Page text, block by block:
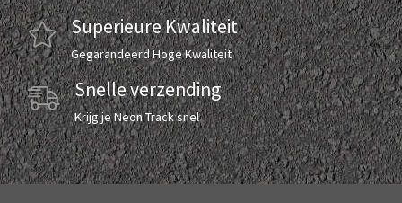
Superieure Kwaliteit
Gegarandeerd Hoge Kwaliteit
Snelle verzending
Krijg je Neon Track snel